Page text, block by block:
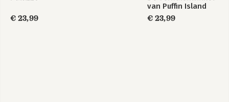
€ 23,99
van Puffin Island
€ 23,99